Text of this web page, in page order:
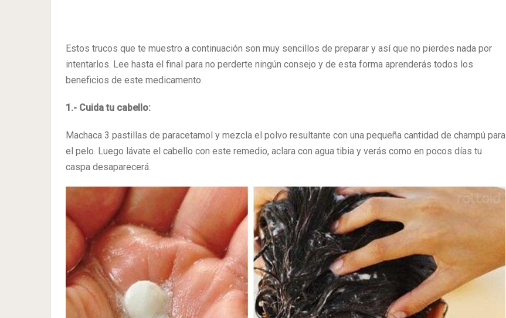
Estos trucos que te muestro a continuación son muy sencillos de preparar y así que no pierdes nada por
intentarlos. Lee hasta el final para no perderte ningún consejo y de esta forma aprenderás todos los
beneficios de este medicamento.
1.- Cuida tu cabello:
Machaca 3 pastillas de paracetamol y mezcla el polvo resultante con una pequeña cantidad de champú para
el pelo. Luego lávate el cabello con este remedio, aclara con agua tibia y verás como en pocos días tu
caspa desaparecerá.